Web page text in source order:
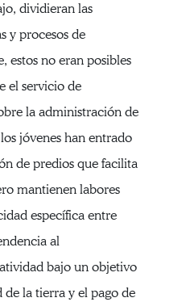
dividieran las
y procesos de
no eran posibles
el servicio de
la administración de
jóvenes han entrado
de predios que facilita
mantienen labores
específica entre
al
bajo un objetivo
la tierra y el pago de